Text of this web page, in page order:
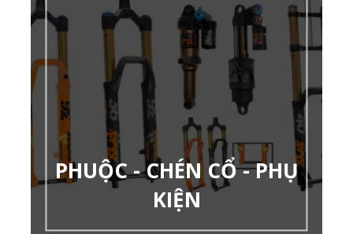
PHUỘC - CHÉN CỔ - PHỤ
KIỆN